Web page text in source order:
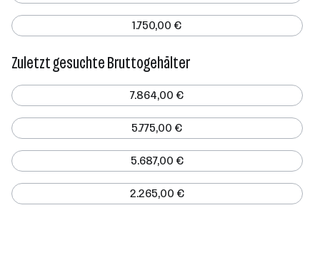
1.750,00 €
Zuletzt gesuchte Bruttogehälter
7.864,00 €
5.775,00 €
5.687,00 €
2.265,00 €